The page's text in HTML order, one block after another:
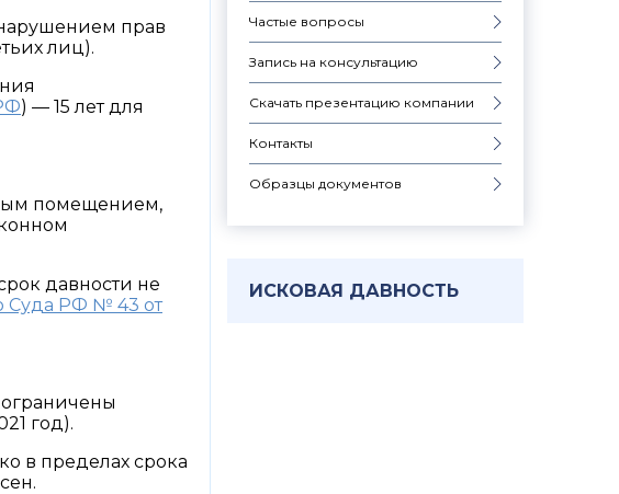
Частые вопросы
Запись на консультацию
Скачать презентацию компании
Контакты
Образцы документов
ИСКОВАЯ ДАВНОСТЬ
прав
лиц).
) — 15 лет для
помещением,
давности не
Суда РФ № 43 от
год).
в пределах срока